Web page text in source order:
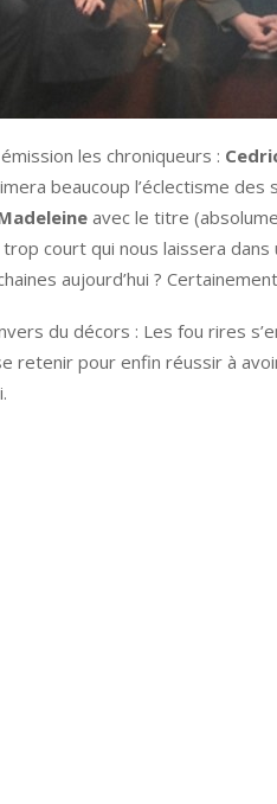
les chroniqueurs :
beaucoup l’éclectisme
avec le titre
court qui nous laissera
aujourd’hui ?
du décors : Les fou rires
retenir pour enfin réussir à